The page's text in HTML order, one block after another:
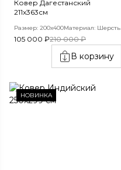
Ковер Дагестанский
211x363см
Размер: 200х400Материал: Шерсть
105 000 ₽210 000 ₽
В корзину
НОВИНКА